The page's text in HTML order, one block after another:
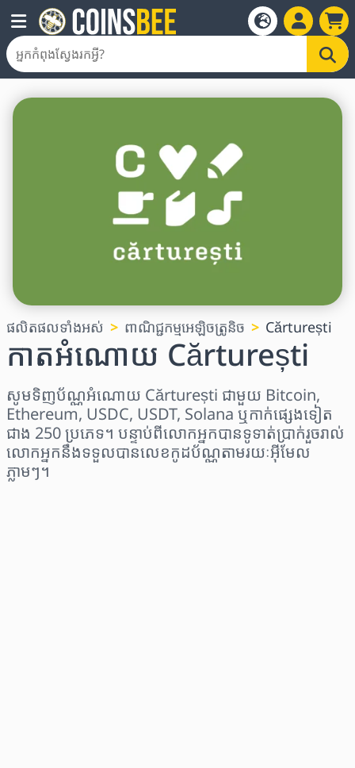
ផលិតផលទាំងអស់ ពាណិជ្ជកម្មអេឡិចត្រូនិច Cărturești
កាតអំណោយ Cărturești
សូមទិញប័ណ្ណអំណោយ Cărturești ជាមួយ Bitcoin,
Ethereum, USDC, USDT, Solana ឬកាក់ផ្សេងទៀត
ជាង 250 ប្រភេទ។ បន្ទាប់ពីលោកអ្នកបានទូទាត់ប្រាក់រួចរាល់
លោកអ្នកនឹងទទួលបានលេខកូដប័ណ្ណតាមរយៈអ៊ីមែល
ភ្លាមៗ។